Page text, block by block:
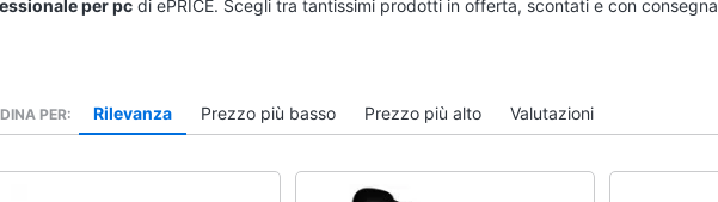
iMac
Vedi tutti
Pc 2 in 1
Vedi tutti
Tavoletta grafica
Vedi tutti
per pc di ePRICE. Scegli tra tantissimi prodotti in offerta, scontati e con
PER Rilevanza Prezzo più basso Prezzo più alto Valutazioni